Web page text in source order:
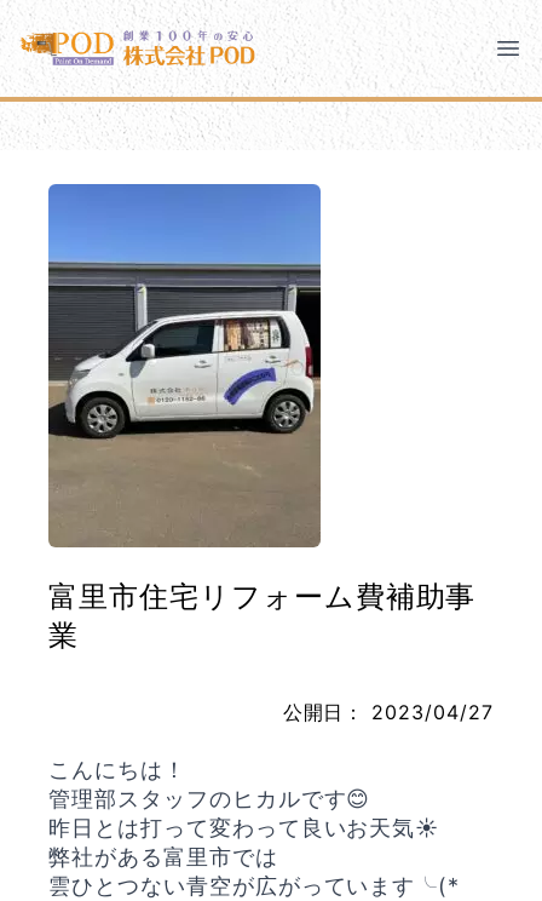
メインコンテンツにスキップ
株式会社ペイント・オン・デマンド
千葉の外壁塗装・屋根塗装なら創業100年の安心 ペイン
株式会社ペイント・オン・デマンド
モバイルメニュー
PODのまちづくり 安心の取り組み
PODについて
富里市住宅リフォーム費補助事
業
公開日： 2023/04/27
こんにちは！
管理部スタッフのヒカルです😊
昨日とは打って変わって良いお天気☀️
弊社がある富里市では
雲ひとつない青空が広がっています╰(*